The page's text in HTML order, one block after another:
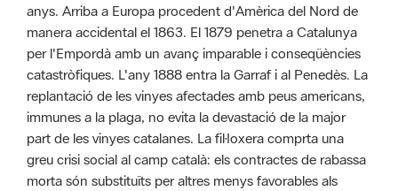
anys. Arriba a Europa procedent d'Amèrica del Nord de
manera accidental el 1863. El 1879 penetra a Catalunya
per l'Empordà amb un avanç imparable i conseqüències
catastròfiques. L'any 1888 entra la Garraf i al Penedès. La
replantació de les vinyes afectades amb peus americans,
immunes a la plaga, no evita la devastació de la major
part de les vinyes catalanes. La fil·loxera comprta una
greu crisi social al camp català: els contractes de rabassa
morta són substituïts per altres menys favorables als